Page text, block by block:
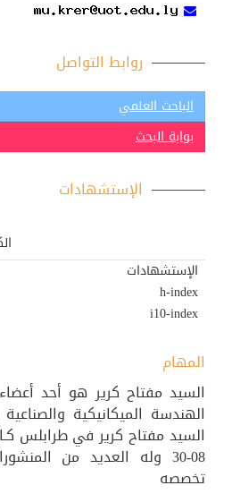
روابط التواصل
الباحث العلمي
بوابة البحث
الإستشهادات
الإستشهادات
h-index
i10-index
المهام
السيد مفتاح كرير هو أحد
الهندسة الميكانيكية
08-30 وله العديد من
تخصصه